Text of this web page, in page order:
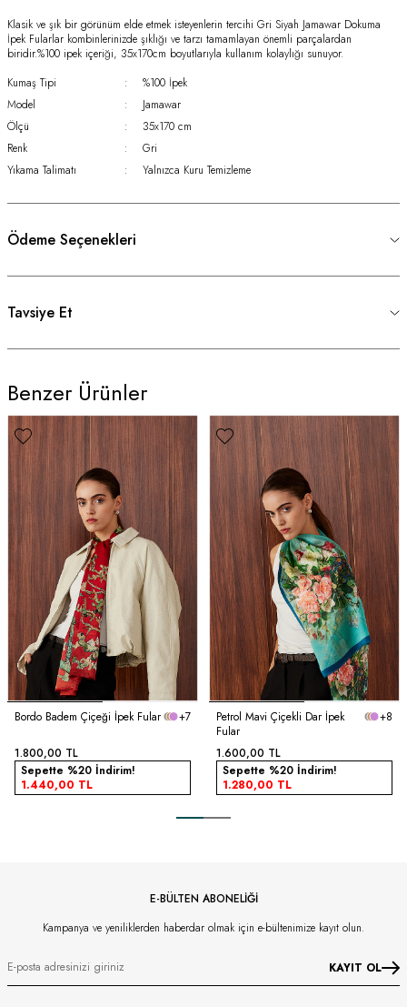
Klasik ve şık bir görünüm elde etmek isteyenlerin tercihi Gri Siyah Jamawar Dokuma
İpek Fularlar kombinlerinizde şıklığı ve tarzı tamamlayan önemli parçalardan
biridir.%100 ipek içeriği, 35x170cm boyutlarıyla kullanım kolaylığı sunuyor.
Kumaş Tipi
:
%100 İpek
Model
:
Jamawar
Ölçü
:
35x170 cm
Renk
:
Gri
Yıkama Talimatı
: Yalnızca Kuru Temizleme
Ödeme Seçenekleri
Tavsiye Et
Benzer Ürünler
Bordo Badem Çiçeği İpek Fular +7
1.800,00 TL
Sepette %20 İndirim!
1.440,00 TL
Petrol Mavi Çiçekli Dar İpek
Fular
+8
1.600,00 TL
Sepette %20 İndirim!
1.280,00 TL
E-BÜLTEN ABONELİĞİ
Kampanya ve yeniliklerden haberdar olmak için e-bültenimize kayıt olun.
KAYIT OL